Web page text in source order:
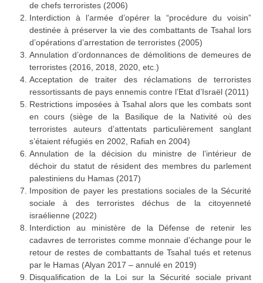
de chefs terroristes (2006)
Interdiction à l’armée d’opérer la “procédure du voisin”
destinée à préserver la vie des combattants de Tsahal lors
d’opérations d’arrestation de terroristes (2005)
Annulation d’ordonnances de démolitions de demeures de
terroristes (2016, 2018, 2020, etc.)
Acceptation de traiter des réclamations de terroristes
ressortissants de pays ennemis contre l’Etat d’Israël (2011)
Restrictions imposées à Tsahal alors que les combats sont
en cours (siège de la Basilique de la Nativité où des
terroristes auteurs d’attentats particulièrement sanglant
s’étaient réfugiés en 2002, Rafiah en 2004)
Annulation de la décision du ministre de l’intérieur de
déchoir du statut de résident des membres du parlement
palestiniens du Hamas (2017)
Imposition de payer les prestations sociales de la Sécurité
sociale à des terroristes déchus de la citoyenneté
israélienne (2022)
Interdiction au ministère de la Défense de retenir les
cadavres de terroristes comme monnaie d’échange pour le
retour de restes de combattants de Tsahal tués et retenus
par le Hamas (Alyan 2017 – annulé en 2019)
Disqualification de la Loi sur la Sécurité sociale privant